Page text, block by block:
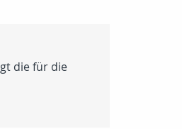
die für die